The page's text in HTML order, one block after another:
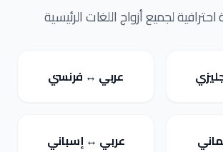
لجميع أزواج اللغات الرئيسية
عربي ↔ فرنسي
عربي ↔ إسباني